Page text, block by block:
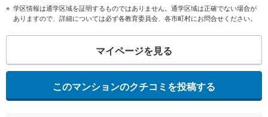
学区情報は通学区域を証明するものではありません。通学区域は正確でない場合が
ありますので、詳細については必ず各教育委員会、各市町村にお問合せください。
マイページを見る
このマンションのクチコミを投稿する